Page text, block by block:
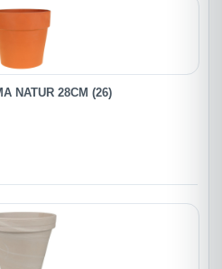
NATUR 28CM (26)